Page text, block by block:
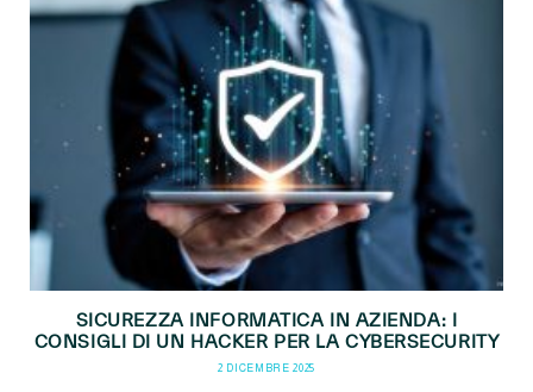
SICUREZZA INFORMATICA IN AZIENDA: I
CONSIGLI DI UN HACKER PER LA CYBERSECURITY
2 DICEMBRE 2025